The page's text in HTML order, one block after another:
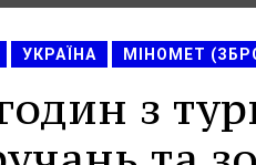
УКРАЇНА МІНОМЕТ
з